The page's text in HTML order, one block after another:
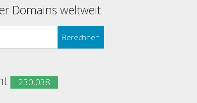
Domains weltweit
Berechnen
230,038